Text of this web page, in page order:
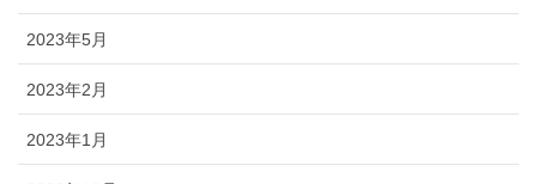
2023年5月
2023年2月
2023年1月